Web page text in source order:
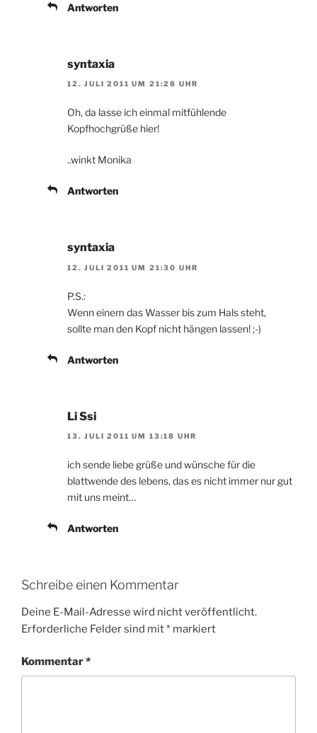
Antworten
syntaxia
12. JULI 2011 UM 21:28 UHR
Oh, da lasse ich einmal mitfühlende
Kopfhochgrüße hier!
..winkt Monika
Antworten
syntaxia
12. JULI 2011 UM 21:30 UHR
P.S.:
Wenn einem das Wasser bis zum Hals steht,
sollte man den Kopf nicht hängen lassen! ;-)
Antworten
Li Ssi
13. JULI 2011 UM 13:18 UHR
ich sende liebe grüße und wünsche für die
blattwende des lebens, das es nicht immer nur gut
mit uns meint…
Antworten
Schreibe einen Kommentar
Deine E-Mail-Adresse wird nicht veröffentlicht.
Erforderliche Felder sind mit* markiert
Kommentar*